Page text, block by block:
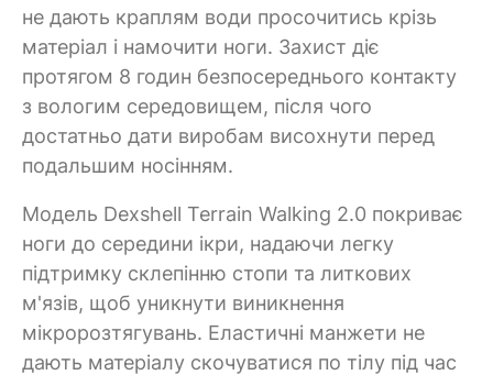
не дають краплям води просочитись крізь
матеріал і намочити ноги. Захист діє
протягом 8 годин безпосереднього контакту
з вологим середовищем, після чого
достатньо дати виробам висохнути перед
подальшим носінням.
Модель Dexshell Terrain Walking 2.0 покриває
ноги до середини ікри, надаючи легку
підтримку склепінню стопи та литкових
м'язів, щоб уникнути виникнення
мікророзтягувань. Еластичні манжети не
дають матеріалу скочуватися по тілу під час